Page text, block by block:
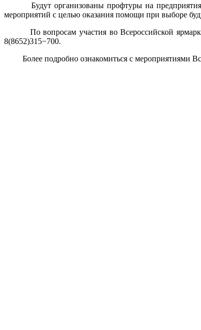
Будут организованы профтуры на предприятия
мероприятий с целью оказания помощи при выборе
По вопросам участия во Всероссийской ярмарке
8(8652)315−700.
Более подробно ознакомиться с мероприятиями